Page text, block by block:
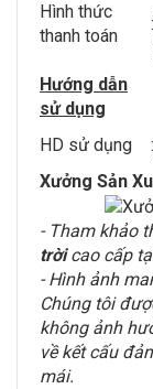
Hình thức
thanh toán
:
Hướng dẫn
sử dụng
HD sử dụng
:
Xưởng Sản
- Tham khảo
trờicao cấp
- Hình ảnh
Chúng tôi
không ảnh
về kết cấu
mái.